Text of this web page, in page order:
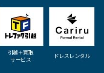
引越＋買取
サービス
ドレスレンタル